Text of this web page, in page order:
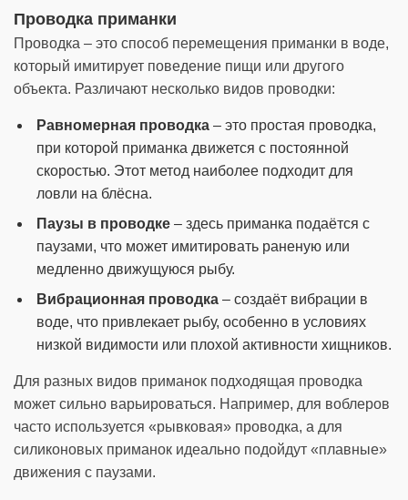
Проводка приманки
Проводка – это способ перемещения приманки в воде,
который имитирует поведение пищи или другого
объекта. Различают несколько видов проводки:
Равномерная проводка – это простая проводка,
при которой приманка движется с постоянной
скоростью. Этот метод наиболее подходит для
ловли на блёсна.
Паузы в проводке – здесь приманка подаётся с
паузами, что может имитировать раненую или
медленно движущуюся рыбу.
Вибрационная проводка – создаёт вибрации в
воде, что привлекает рыбу, особенно в условиях
низкой видимости или плохой активности хищников.
Для разных видов приманок подходящая проводка
может сильно варьироваться. Например, для воблеров
часто используется «рывковая» проводка, а для
силиконовых приманок идеально подойдут «плавные»
движения с паузами.